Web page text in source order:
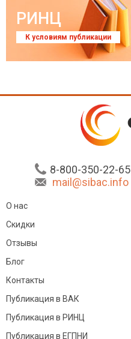
РИНЦ
К условиям публикации
8-800-350-22-65
mail@sibac.info
О нас
Скидки
Отзывы
Блог
Контакты
Публикация в ВАК
Публикация в РИНЦ
Публикация в ЕГПНИ